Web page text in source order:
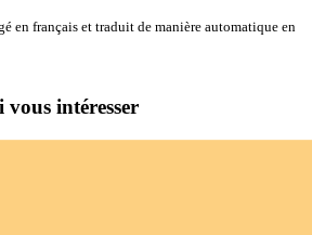
en français et traduit de manière automatique en
intéresser